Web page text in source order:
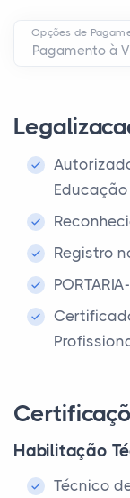
Opções de
Educação
Registro
Habilitação
Técnico